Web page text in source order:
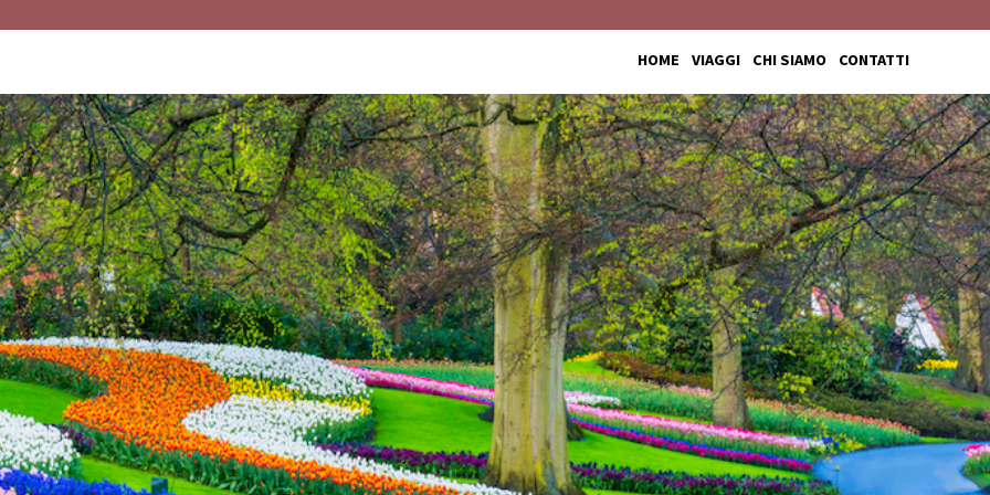
HOME VIAGGI CHI SIAMO CONTATTI